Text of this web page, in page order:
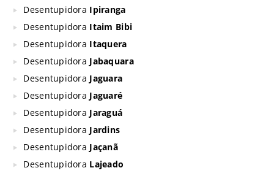
Desentupidora Ipiranga
Desentupidora Itaim Bibi
Desentupidora Itaquera
Desentupidora Jabaquara
Desentupidora Jaguara
Desentupidora Jaguaré
Desentupidora Jaraguá
Desentupidora Jardins
Desentupidora Jaçanã
Desentupidora Lajeado